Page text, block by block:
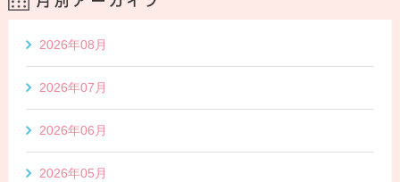
2026年08月
2026年07月
2026年06月
2026年05月